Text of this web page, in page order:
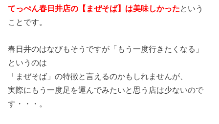
てっぺん春日井店の【まぜそば】は美味しかったという
ことです。
春日井のはなびもそうですが「もう一度行きたくなる」
というのは
「まぜそば」の特徴と言えるのかもしれませんが、
実際にもう一度足を運んでみたいと思う店は少ないので
す・・・。